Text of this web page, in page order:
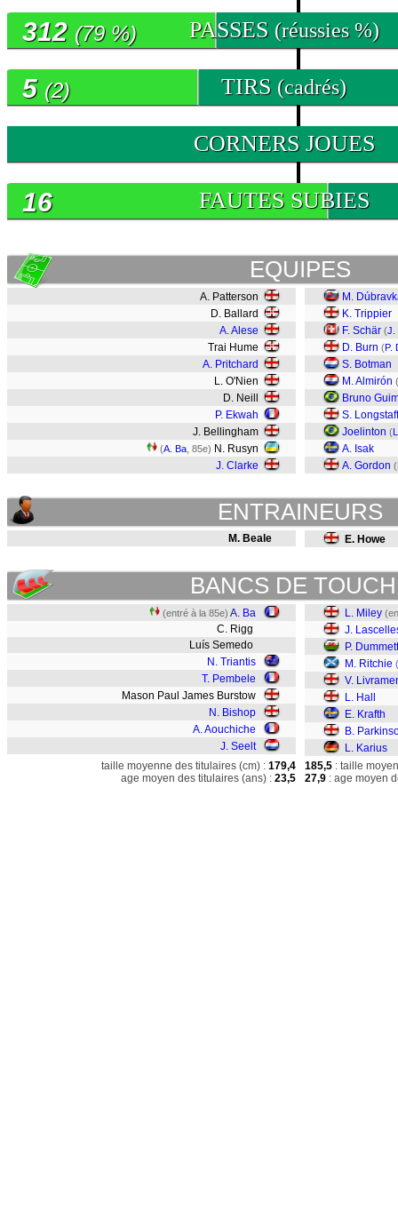
PASSES (réussies %)
312 (79 %)
TIRS (cadrés)
5 (2)
CORNERS JOUES
FAUTES SUBIES
16
EQUIPES
A. Patterson
D. Ballard
A. Alese
Trai Hume
A. Pritchard
L. O'Nien
D. Neill
P. Ekwah
J. Bellingham
(A. Ba , 85e) N. Rusyn
J. Clarke
M.
K. Trippier
F. Schär (J.
D. Burn (P.
S. Botman
M. Almirón (
Bruno
S. Longstaff
Joelinton (
A. Isak
A. Gordon (
ENTRAINEURS
M. Beale E. Howe
BANCS DE
(entré à la 85e) A. Ba
C. Rigg
Luís Semedo
N. Triantis
T. Pembele
Mason Paul James Burstow
N. Bishop
A. Aouchiche
J. Seelt
L. Miley
J.
P. Dummett
M. Ritchie
V.
L. Hall
E. Krafth
B.
L. Karius
taille moyenne des titulaires (cm) : 179,4
age moyen des titulaires (ans) : 23,5
185,5 : taille
27,9 : age moyen